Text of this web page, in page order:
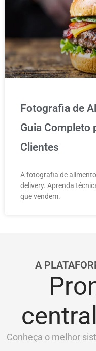
Fotografia de
Guia Completo
Clientes
A fotografia de
delivery. Aprenda
que vendem.
A
Conheça o melhor